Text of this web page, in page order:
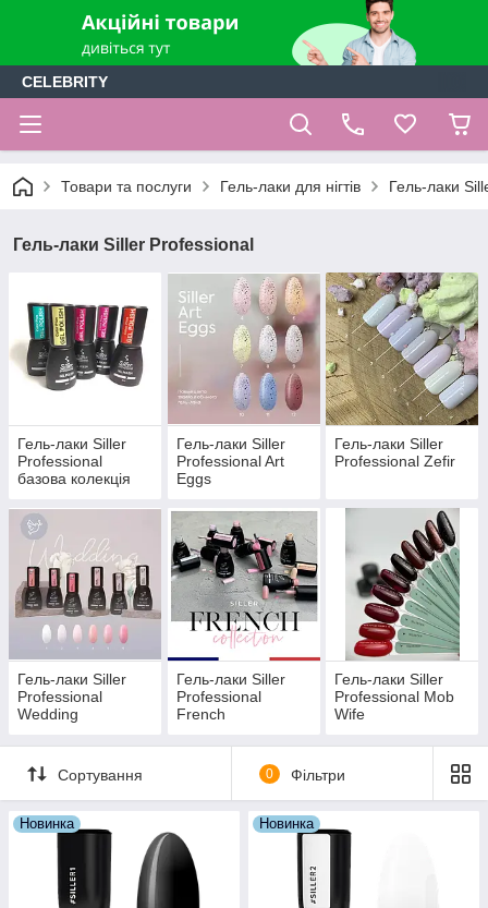
CELEBRITY
Товари та послуги Гель-лаки для нігтів Гель-лаки
Гель-лаки Siller Professional
Гель-лаки Siller
Professional
базова колекція
Гель-лаки Siller
Professional Art
Eggs
Гель-лаки Siller
Professional Zefir
Гель-лаки Siller
Professional
Wedding
Гель-лаки Siller
Professional
French
Гель-лаки Siller
Professional Mob
Wife
Сортування 0 Фільтри
Новинка Новинка